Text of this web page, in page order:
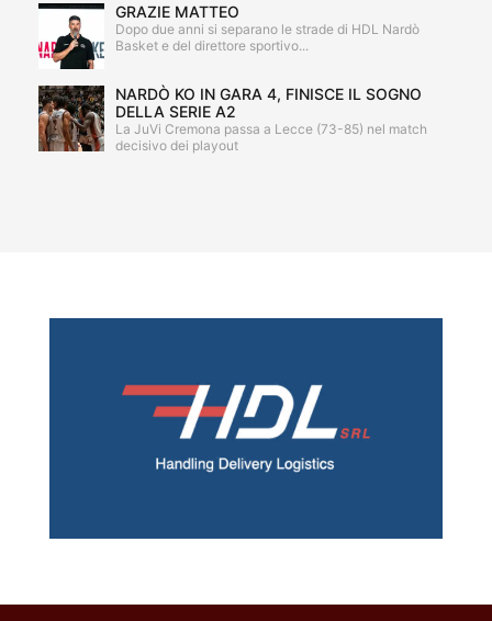
GRAZIE MATTEO
Dopo due anni si separano le strade di HDL Nardò
Basket e del direttore sportivo...
NARDÒ KO IN GARA 4, FINISCE IL SOGNO
DELLA SERIE A2
La JuVi Cremona passa a Lecce (73-85) nel match
decisivo dei playout